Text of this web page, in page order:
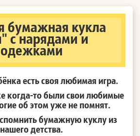
бумажная кукла
с нарядами и
одежками
есть своя любимая игра.
когда-то были свои любимые
об этом уже не помнят.
бумажную куклу из
нашего детства.